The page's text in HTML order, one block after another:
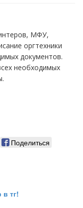
МФУ,
оргтехники
документов.
необходимых
Поделиться
тг!